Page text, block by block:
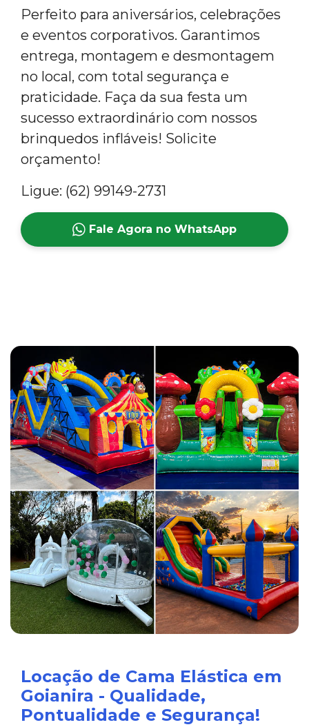
Perfeito para aniversários, celebrações
e eventos corporativos. Garantimos
entrega, montagem e desmontagem
no local, com total segurança e
praticidade. Faça da sua festa um
sucesso extraordinário com nossos
brinquedos infláveis! Solicite
orçamento!
Ligue: (62) 99149-2731
Fale Agora no WhatsApp
Locação de Cama Elástica em
Goianira - Qualidade,
Pontualidade e Segurança!